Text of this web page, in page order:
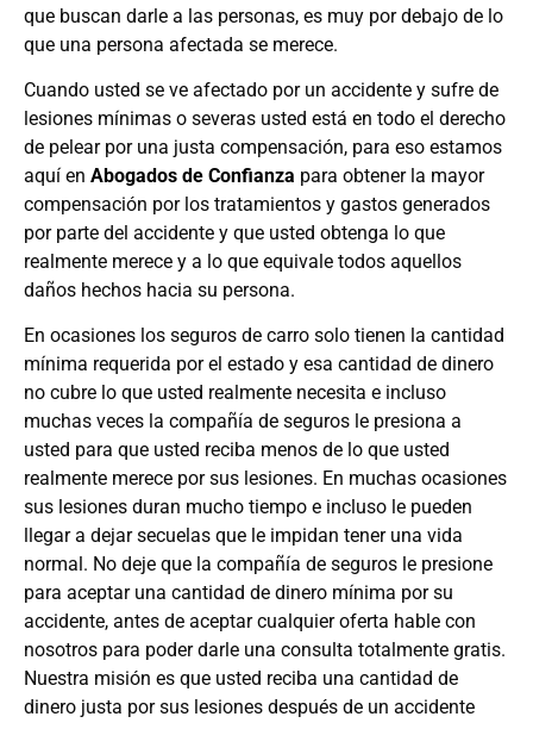
que buscan darle a las personas, es muy por debajo de lo
que una persona afectada se merece.
Cuando usted se ve afectado por un accidente y sufre de
lesiones mínimas o severas usted está en todo el derecho
de pelear por una justa compensación, para eso estamos
aquí en Abogados de Confianza para obtener la mayor
compensación por los tratamientos y gastos generados
por parte del accidente y que usted obtenga lo que
realmente merece y a lo que equivale todos aquellos
daños hechos hacia su persona.
En ocasiones los seguros de carro solo tienen la cantidad
mínima requerida por el estado y esa cantidad de dinero
no cubre lo que usted realmente necesita e incluso
muchas veces la compañía de seguros le presiona a
usted para que usted reciba menos de lo que usted
realmente merece por sus lesiones. En muchas ocasiones
sus lesiones duran mucho tiempo e incluso le pueden
llegar a dejar secuelas que le impidan tener una vida
normal. No deje que la compañía de seguros le presione
para aceptar una cantidad de dinero mínima por su
accidente, antes de aceptar cualquier oferta hable con
nosotros para poder darle una consulta totalmente gratis.
Nuestra misión es que usted reciba una cantidad de
dinero justa por sus lesiones después de un accidente